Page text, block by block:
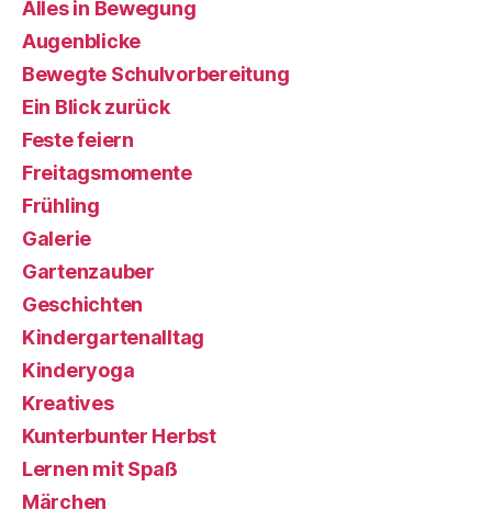
Alles in Bewegung
Augenblicke
Bewegte Schulvorbereitung
Ein Blick zurück
Feste feiern
Freitagsmomente
Frühling
Galerie
Gartenzauber
Geschichten
Kindergartenalltag
Kinderyoga
Kreatives
Kunterbunter Herbst
Lernen mit Spaß
Märchen